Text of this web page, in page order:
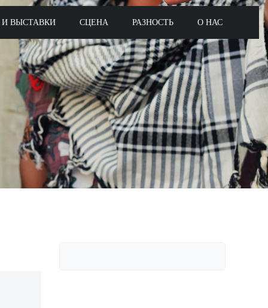
ВЫСТАВКИ СЦЕНА РАЗНОСТЬ О НАС